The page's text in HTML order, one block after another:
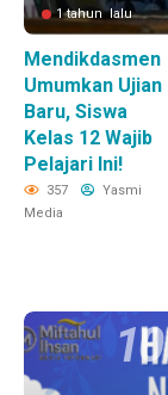
1 tahun lalu
Mendikdasmen
Umumkan Ujian
Baru, Siswa
Kelas 12 Wajib
Pelajari Ini!
357
Yasmi
Media